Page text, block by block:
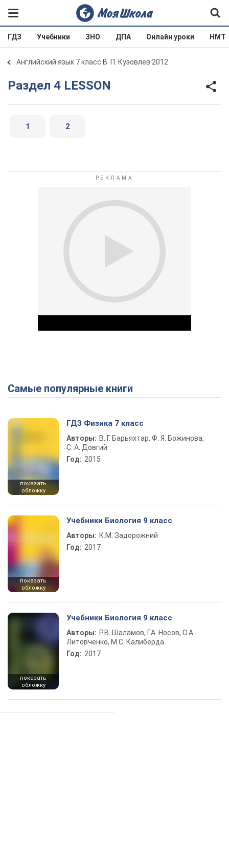
ГДЗ Учебники ЗНО ДПА Онлайн уроки НМТ
Английский язык 7 класс В. П. Кузовлев 2012
Раздел 4 LESSON
1 2
Play Video
Самые популярные книги
показать
обложку
ГДЗ Физика 7 класс
Авторы: В. Г. Барьяхтар, Ф. Я. Божинова,
С. А. Довгий
Год: 2015
показать
обложку
Учебники Биология 9 класс
Авторы: К.М. Задорожний
Год: 2017
показать
обложку
Учебники Биология 9 класс
Авторы: Р.В. Шаламов, Г.А. Носов, О.А.
Литовченко, М.С. Калиберда
Год: 2017